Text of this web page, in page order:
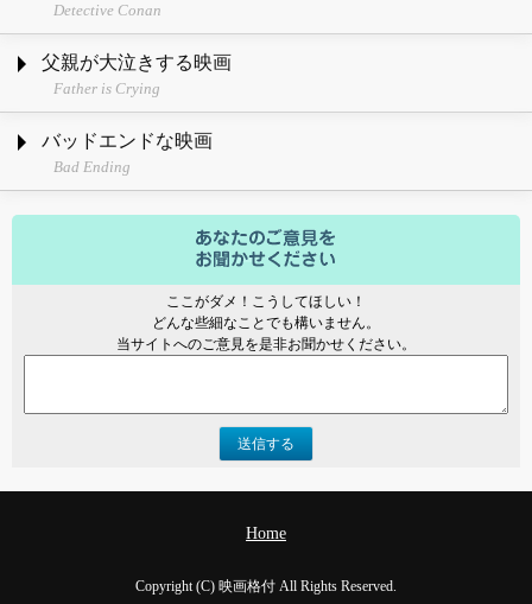
Detective Conan
父親が大泣きする映画
Father is Crying
バッドエンドな映画
Bad Ending
ここがダメ！こうしてほしい！
どんな些細なことでも構いません。
当サイトへのご意見を是非お聞かせください。
送信する
Home
Copyright (C) 映画格付 All Rights Reserved.